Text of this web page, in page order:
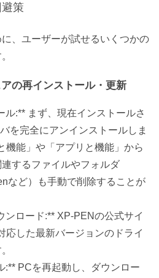
策
、ユーザーが試せるいくつかの
の再インストール・更新
ル:** まず、現在インストールさ
を完全にアンインストールしま
機能」や「アプリと機能」から
するファイルやフォルダ
など）も手動で削除することが
ンロード:** XP-PENの公式サイ
応した最新バージョンのドライ
:** PCを再起動し、ダウンロー